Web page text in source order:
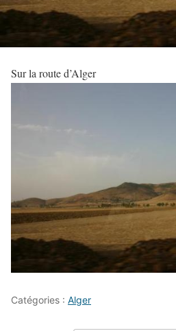
Sur la route d’Alger
Catégories : Alger